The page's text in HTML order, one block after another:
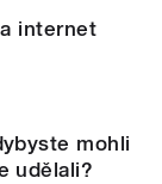
internet
mohli
udělali?